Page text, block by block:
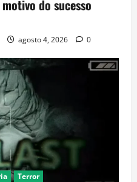
do sucesso
agosto 4, 2026 0
Terror